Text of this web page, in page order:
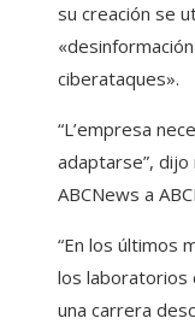
su creación se
ciberataques».
“L’empresa
adaptarse”,
ABCNews a
“En los últimos
los laboratorios
una carrera